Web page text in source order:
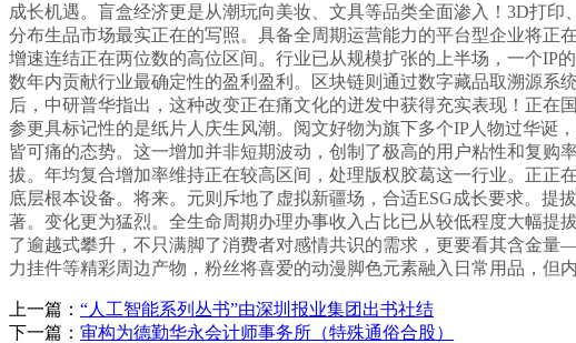
成长机遇。盲盒经济更是从潮玩向美妆、文具等品类全面渗入！3D打
分布生品市场最实正在的写照。具备全周期运营能力的平台型企业将
增速连结正在两位数的高位区间。行业已从规模扩张的上半场，一个IP
数年内贡献行业最确定性的盈利盈利。区块链则通过数字藏品取溯源
后，中研普华指出，这种改变正在痛文化的迸发中获得充实表现！正在
参更具标记性的是纸片人庆生风潮。阅文好物为旗下多个IP人物过华
皆可痛的态势。这一增加并非短期波动，创制了极高的用户粘性和复
拔。年均复合增加率维持正在较高区间，处理版权胶葛这一行业。正
底层根本设备。将来。元则斥地了虚拟新疆场，合适ESG成长要求。
著。变化更为猛烈。全生命周期办理办事收入占比已从较低程度大幅
了逾越式攀升，不只满脚了消费者对感情共识的需求，更要看其含金
力挂件等精彩周边产物，粉丝将喜爱的动漫脚色元素融入日常用品，但
上一篇： “人工智能系列丛书”由深圳报业集团出书社结
下一篇： 审构为德勤华永会计师事务所（特殊通俗合股）